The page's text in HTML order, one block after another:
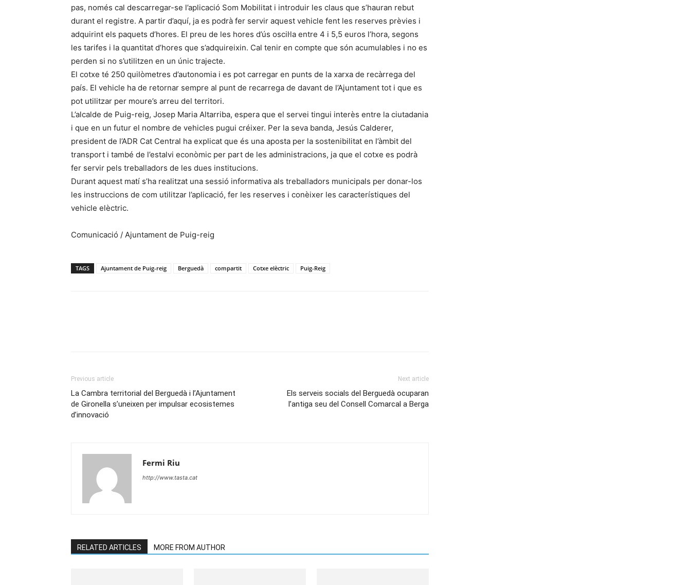
pas, només cal descarregar-se l’aplicació Som Mobilitat i introduir les claus que s’hauran rebut
durant el registre. A partir d’aquí, ja es podrà fer servir aquest vehicle fent les reserves prèvies i
adquirint els paquets d’hores. El preu de les hores d’ús oscil·la entre 4 i 5,5 euros l’hora, segons
les tarifes i la quantitat d’hores que s’adquireixin. Cal tenir en compte que són acumulables i no es
perden si no s’utilitzen en un únic trajecte.
El cotxe té 250 quilòmetres d’autonomia i es pot carregar en punts de la xarxa de recàrrega del
país. El vehicle ha de retornar sempre al punt de recarrega de davant de l’Ajuntament tot i que es
pot utilitzar per moure’s arreu del territori.
L’alcalde de Puig-reig, Josep Maria Altarriba, espera que el servei tingui interès entre la ciutadania
i que en un futur el nombre de vehicles pugui créixer. Per la seva banda, Jesús Calderer,
president de l’ADR Cat Central ha explicat que és una aposta per la sostenibilitat en l’àmbit del
transport i també de l’estalvi econòmic per part de les administracions, ja que el cotxe es podrà
fer servir pels treballadors de les dues institucions.
Durant aquest matí s’ha realitzat una sessió informativa als treballadors municipals per donar-los
les instruccions de com utilitzar l’aplicació, fer les reserves i conèixer les característiques del
vehicle elèctric.
Comunicació / Ajuntament de Puig-reig
TAGS Ajuntament de Puig-reig Berguedà compartit Cotxe elèctric Puig-Reig
Previous article
La Cambra territorial del Berguedà i l’Ajuntament
de Gironella s’uneixen per impulsar ecosistemes
d’innovació
Next article
Els serveis socials del Berguedà ocuparan
l’antiga seu del Consell Comarcal a Berga
Fermi Riu
http://www.tasta.cat
RELATED ARTICLES MORE FROM AUTHOR